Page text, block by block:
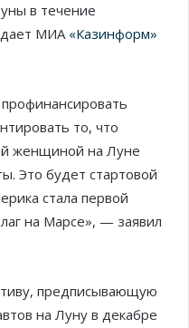
в течение
МИА «Казинформ»
то, что
женщиной на Луне
Это будет стартовой
стала первой
на Марсе», — заявил
предписывающую
на Луну в декабре